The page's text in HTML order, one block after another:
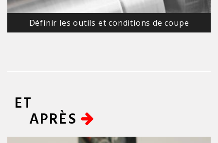
Définir les outils et conditions de coupe
ET
APRÈS